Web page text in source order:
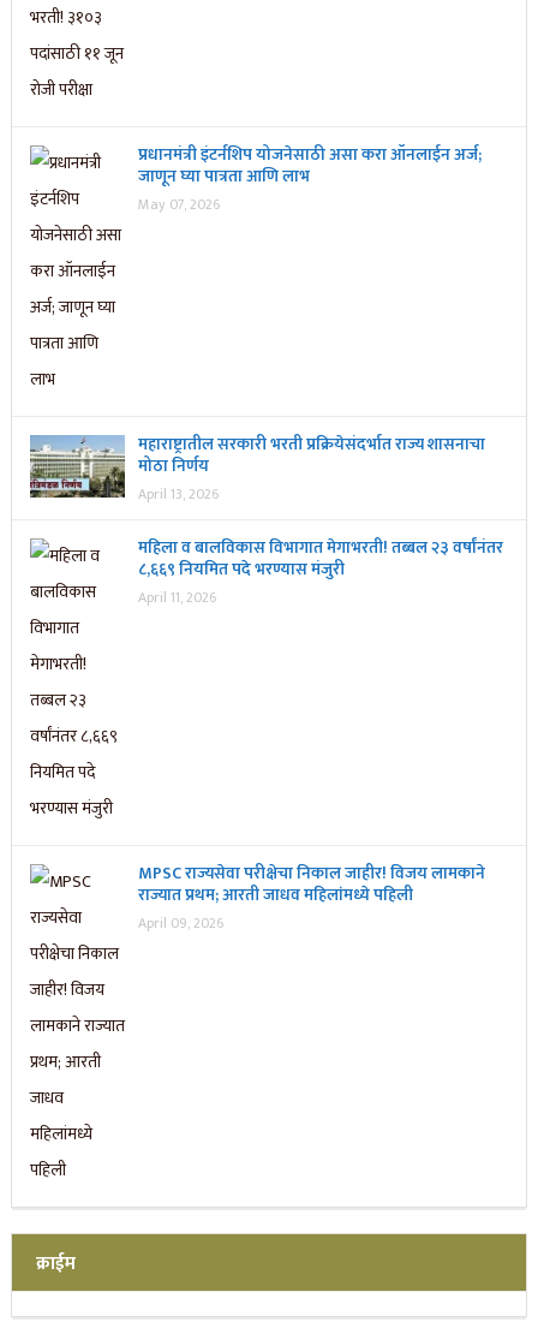
प्रधानमंत्री इंटर्नशिप योजनेसाठी असा करा ऑनलाईन अर्ज;
जाणून घ्या पात्रता आणि लाभ
May 07, 2026
महाराष्ट्रातील सरकारी भरती प्रक्रियेसंदर्भात राज्य शासनाचा
मोठा निर्णय
April 13, 2026
महिला व बालविकास विभागात मेगाभरती! तब्बल २३ वर्षांनंतर
८,६६९ नियमित पदे भरण्यास मंजुरी
April 11, 2026
MPSC राज्यसेवा परीक्षेचा निकाल जाहीर! विजय लामकाने
राज्यात प्रथम; आरती जाधव महिलांमध्ये पहिली
April 09, 2026
क्राईम